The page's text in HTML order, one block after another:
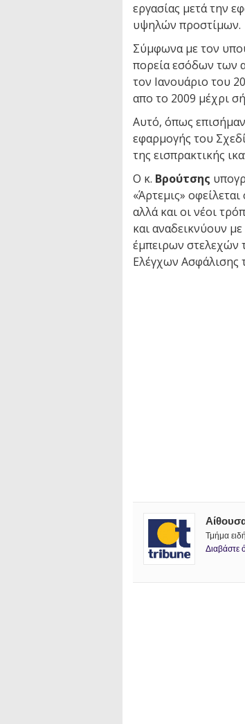
εργασίας μετά την
υψηλών προστίμων.
Σύμφωνα με τον
πορεία εσόδων των
τον Ιανουάριο του
απο το 2009 μέχρι
Αυτό, όπως
εφαρμογής του
της εισπρακτικής
Ο κ. Βρούτσης
«Άρτεμις»
αλλά και οι νέοι
και αναδεικνύουν
έμπειρων στελεχών
Ελέγχων Ασφάλισης
Τμήμα
Διαβάστε